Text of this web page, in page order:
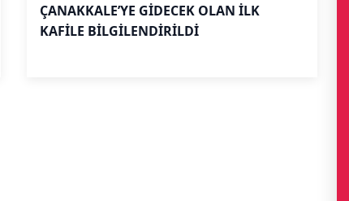
ÇANAKKALE’YE GİDECEK OLAN İLK
KAFİLE BİLGİLENDİRİLDİ